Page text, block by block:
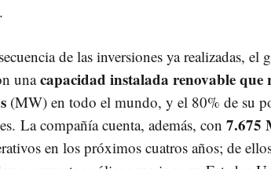
.
de las inversiones ya realizadas, el
unacapacidad instalada renovable que
(MW) en todo el mundo, y el 80% de su
La compañía cuenta, además, con 7.675
en los próximos cuatros años; de